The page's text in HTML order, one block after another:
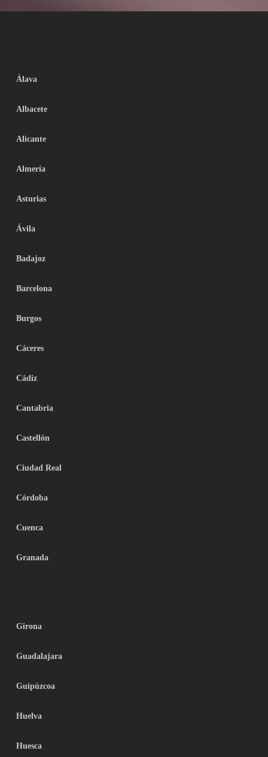
Álava
Albacete
Alicante
Almería
Asturias
Ávila
Badajoz
Barcelona
Burgos
Cáceres
Cádiz
Cantabria
Castellón
Ciudad Real
Córdoba
Cuenca
Granada
Girona
Guadalajara
Guipúzcoa
Huelva
Huesca